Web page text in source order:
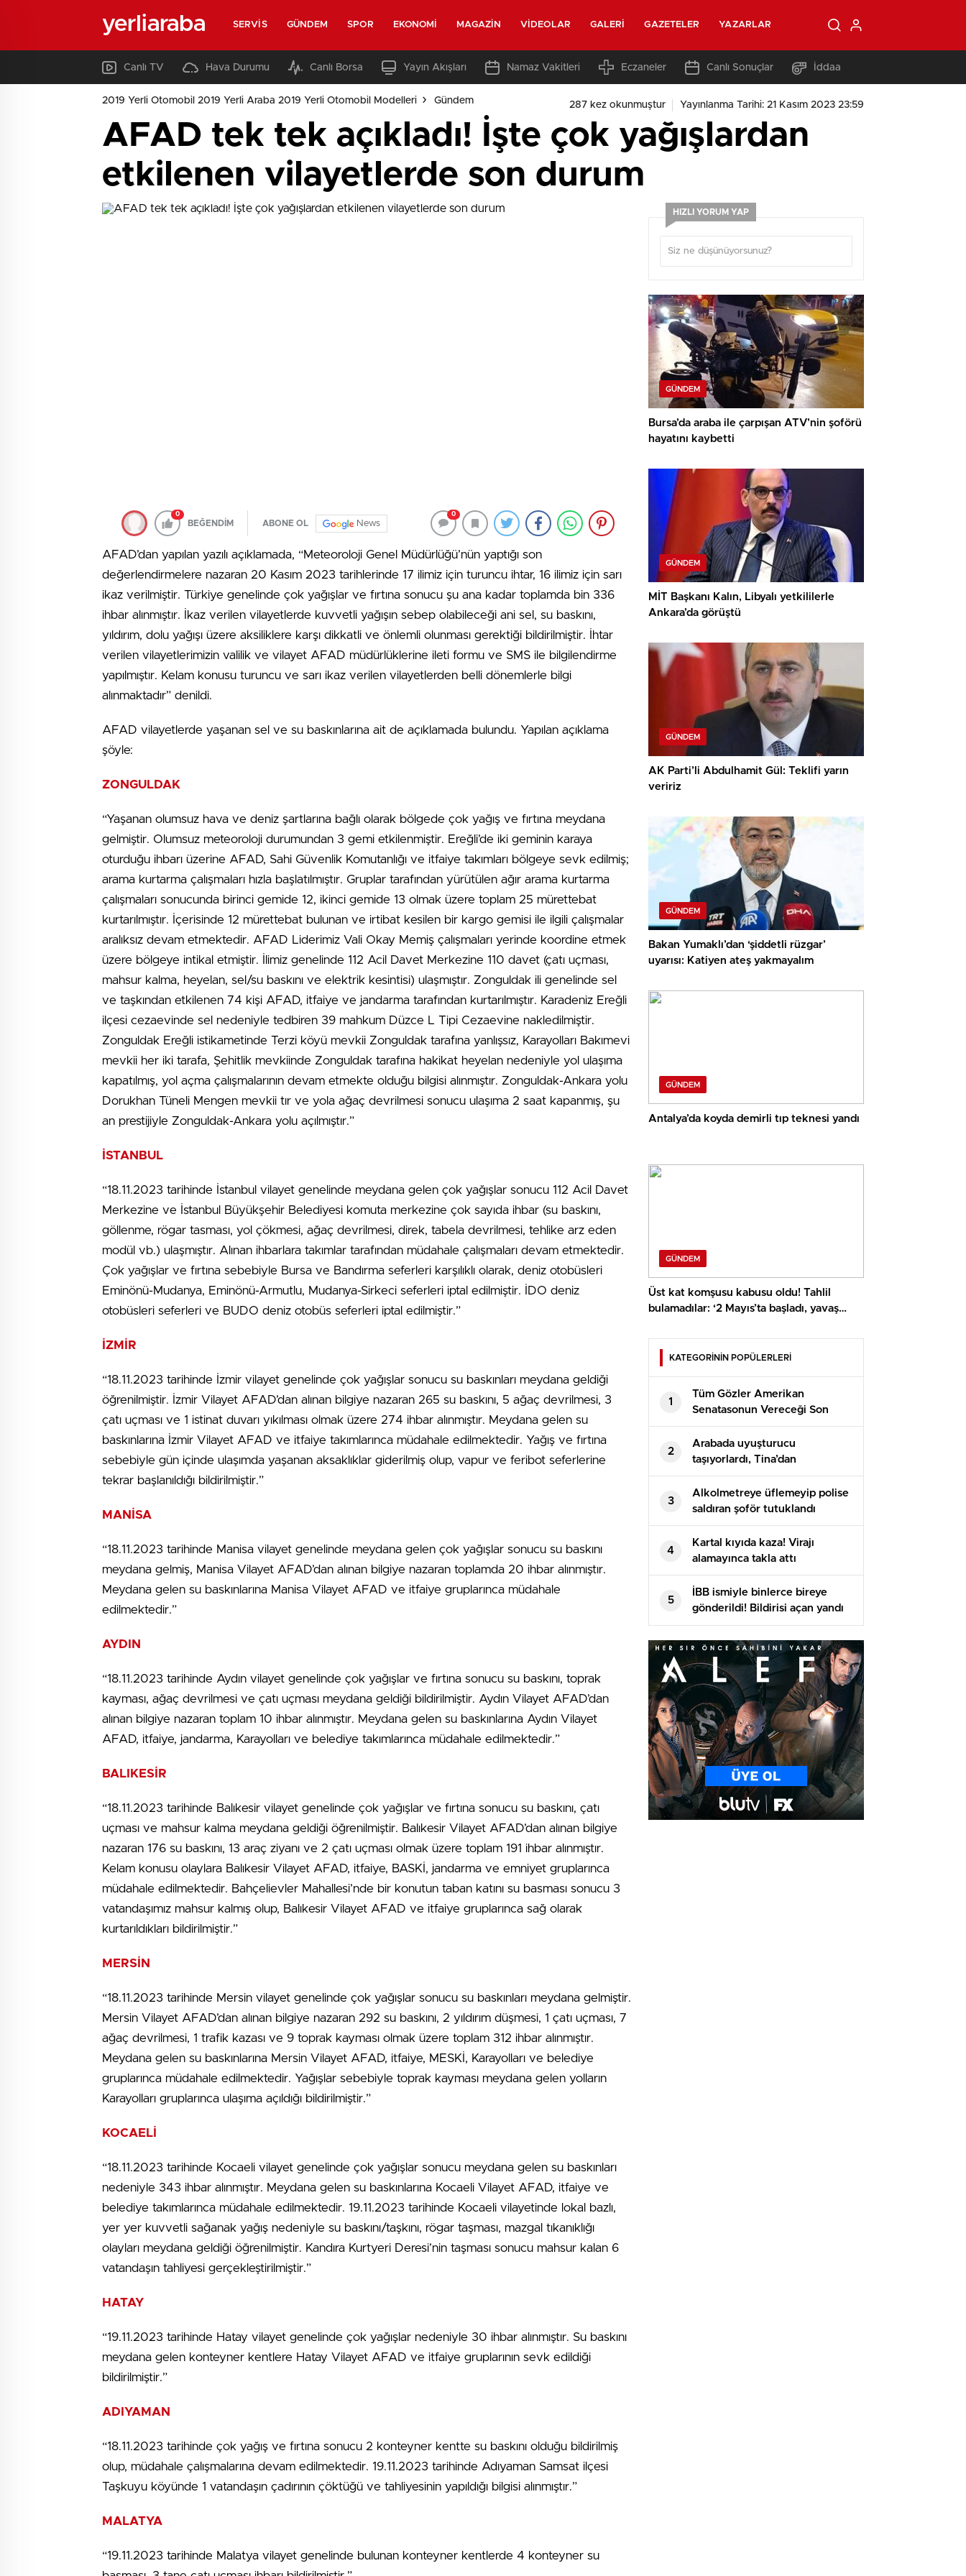
yerliaraba SERVIS GÜNDEM SPOR EKONOMI MAGAZIN VIDEOLAR GALERI GAZETELER YAZARLAR
Canlı TV Hava Durumu Canlı Borsa Yayın Akışları Namaz Vakitleri Eczaneler Canlı Sonuçlar İddaa
2019 Yerli Otomobil 2019 Yerli Araba 2019 Yerli Otomobil Modelleri Gündem 287 kez okunmuştur Yayınlanma Tarihi: 21 Kasım 2023 23:59
AFAD tek tek açıkladı! İşte çok yağışlardan
etkilenen vilayetlerde son durum
0
BEĞENDİM ABONE OL News
0
AFAD’dan yapılan yazılı açıklamada, “Meteoroloji Genel Müdürlüğü’nün yaptığı son
değerlendirmelere nazaran 20 Kasım 2023 tarihlerinde 17 ilimiz için turuncu ihtar, 16 ilimiz için sarı
ikaz verilmiştir. Türkiye genelinde çok yağışlar ve fırtına sonucu şu ana kadar toplamda bin 336
ihbar alınmıştır. İkaz verilen vilayetlerde kuvvetli yağışın sebep olabileceği ani sel, su baskını,
yıldırım, dolu yağışı üzere aksiliklere karşı dikkatli ve önlemli olunması gerektiği bildirilmiştir. İhtar
verilen vilayetlerimizin valilik ve vilayet AFAD müdürlüklerine ileti formu ve SMS ile bilgilendirme
yapılmıştır. Kelam konusu turuncu ve sarı ikaz verilen vilayetlerden belli dönemlerle bilgi
alınmaktadır” denildi.
AFAD vilayetlerde yaşanan sel ve su baskınlarına ait de açıklamada bulundu. Yapılan açıklama
şöyle:
ZONGULDAK
“Yaşanan olumsuz hava ve deniz şartlarına bağlı olarak bölgede çok yağış ve fırtına meydana
gelmiştir. Olumsuz meteoroloji durumundan 3 gemi etkilenmiştir. Ereğli’de iki geminin karaya
oturduğu ihbarı üzerine AFAD, Sahi Güvenlik Komutanlığı ve itfaiye takımları bölgeye sevk edilmiş;
arama kurtarma çalışmaları hızla başlatılmıştır. Gruplar tarafından yürütülen ağır arama kurtarma
çalışmaları sonucunda birinci gemide 12, ikinci gemide 13 olmak üzere toplam 25 mürettebat
kurtarılmıştır. İçerisinde 12 mürettebat bulunan ve irtibat kesilen bir kargo gemisi ile ilgili çalışmalar
aralıksız devam etmektedir. AFAD Liderimiz Vali Okay Memiş çalışmaları yerinde koordine etmek
üzere bölgeye intikal etmiştir. İlimiz genelinde 112 Acil Davet Merkezine 110 davet (çatı uçması,
mahsur kalma, heyelan, sel/su baskını ve elektrik kesintisi) ulaşmıştır. Zonguldak ili genelinde sel
ve taşkından etkilenen 74 kişi AFAD, itfaiye ve jandarma tarafından kurtarılmıştır. Karadeniz Ereğli
ilçesi cezaevinde sel nedeniyle tedbiren 39 mahkum Düzce L Tipi Cezaevine nakledilmiştir.
Zonguldak Ereğli istikametinde Terzi köyü mevkii Zonguldak tarafına yanlışsız, Karayolları Bakımevi
mevkii her iki tarafa, Şehitlik mevkiinde Zonguldak tarafına hakikat heyelan nedeniyle yol ulaşıma
kapatılmış, yol açma çalışmalarının devam etmekte olduğu bilgisi alınmıştır. Zonguldak-Ankara yolu
Dorukhan Tüneli Mengen mevkii tır ve yola ağaç devrilmesi sonucu ulaşıma 2 saat kapanmış, şu
an prestijiyle Zonguldak-Ankara yolu açılmıştır.”
İSTANBUL
“18.11.2023 tarihinde İstanbul vilayet genelinde meydana gelen çok yağışlar sonucu 112 Acil Davet
Merkezine ve İstanbul Büyükşehir Belediyesi komuta merkezine çok sayıda ihbar (su baskını,
göllenme, rögar tasması, yol çökmesi, ağaç devrilmesi, direk, tabela devrilmesi, tehlike arz eden
modül vb.) ulaşmıştır. Alınan ihbarlara takımlar tarafından müdahale çalışmaları devam etmektedir.
Çok yağışlar ve fırtına sebebiyle Bursa ve Bandırma seferleri karşılıklı olarak, deniz otobüsleri
Eminönü-Mudanya, Eminönü-Armutlu, Mudanya-Sirkeci seferleri iptal edilmiştir. İDO deniz
otobüsleri seferleri ve BUDO deniz otobüs seferleri iptal edilmiştir.”
İZMİR
“18.11.2023 tarihinde İzmir vilayet genelinde çok yağışlar sonucu su baskınları meydana geldiği
öğrenilmiştir. İzmir Vilayet AFAD’dan alınan bilgiye nazaran 265 su baskını, 5 ağaç devrilmesi, 3
çatı uçması ve 1 istinat duvarı yıkılması olmak üzere 274 ihbar alınmıştır. Meydana gelen su
baskınlarına İzmir Vilayet AFAD ve itfaiye takımlarınca müdahale edilmektedir. Yağış ve fırtına
sebebiyle gün içinde ulaşımda yaşanan aksaklıklar giderilmiş olup, vapur ve feribot seferlerine
tekrar başlanıldığı bildirilmiştir.”
MANİSA
“18.11.2023 tarihinde Manisa vilayet genelinde meydana gelen çok yağışlar sonucu su baskını
meydana gelmiş, Manisa Vilayet AFAD’dan alınan bilgiye nazaran toplamda 20 ihbar alınmıştır.
Meydana gelen su baskınlarına Manisa Vilayet AFAD ve itfaiye gruplarınca müdahale
edilmektedir.”
AYDIN
“18.11.2023 tarihinde Aydın vilayet genelinde çok yağışlar ve fırtına sonucu su baskını, toprak
kayması, ağaç devrilmesi ve çatı uçması meydana geldiği bildirilmiştir. Aydın Vilayet AFAD’dan
alınan bilgiye nazaran toplam 10 ihbar alınmıştır. Meydana gelen su baskınlarına Aydın Vilayet
AFAD, itfaiye, jandarma, Karayolları ve belediye takımlarınca müdahale edilmektedir.”
BALIKESİR
“18.11.2023 tarihinde Balıkesir vilayet genelinde çok yağışlar ve fırtına sonucu su baskını, çatı
uçması ve mahsur kalma meydana geldiği öğrenilmiştir. Balıkesir Vilayet AFAD’dan alınan bilgiye
nazaran 176 su baskını, 13 araç ziyanı ve 2 çatı uçması olmak üzere toplam 191 ihbar alınmıştır.
Kelam konusu olaylara Balıkesir Vilayet AFAD, itfaiye, BASKİ, jandarma ve emniyet gruplarınca
müdahale edilmektedir. Bahçelievler Mahallesi’nde bir konutun taban katını su basması sonucu 3
vatandaşımız mahsur kalmış olup, Balıkesir Vilayet AFAD ve itfaiye gruplarınca sağ olarak
kurtarıldıkları bildirilmiştir.”
MERSİN
“18.11.2023 tarihinde Mersin vilayet genelinde çok yağışlar sonucu su baskınları meydana gelmiştir.
Mersin Vilayet AFAD’dan alınan bilgiye nazaran 292 su baskını, 2 yıldırım düşmesi, 1 çatı uçması, 7
ağaç devrilmesi, 1 trafik kazası ve 9 toprak kayması olmak üzere toplam 312 ihbar alınmıştır.
Meydana gelen su baskınlarına Mersin Vilayet AFAD, itfaiye, MESKİ, Karayolları ve belediye
gruplarınca müdahale edilmektedir. Yağışlar sebebiyle toprak kayması meydana gelen yolların
Karayolları gruplarınca ulaşıma açıldığı bildirilmiştir.”
KOCAELİ
“18.11.2023 tarihinde Kocaeli vilayet genelinde çok yağışlar sonucu meydana gelen su baskınları
nedeniyle 343 ihbar alınmıştır. Meydana gelen su baskınlarına Kocaeli Vilayet AFAD, itfaiye ve
belediye takımlarınca müdahale edilmektedir. 19.11.2023 tarihinde Kocaeli vilayetinde lokal bazlı,
yer yer kuvvetli sağanak yağış nedeniyle su baskını/taşkını, rögar taşması, mazgal tıkanıklığı
olayları meydana geldiği öğrenilmiştir. Kandıra Kurtyeri Deresi’nin taşması sonucu mahsur kalan 6
vatandaşın tahliyesi gerçekleştirilmiştir.”
HATAY
“19.11.2023 tarihinde Hatay vilayet genelinde çok yağışlar nedeniyle 30 ihbar alınmıştır. Su baskını
meydana gelen konteyner kentlere Hatay Vilayet AFAD ve itfaiye gruplarının sevk edildiği
bildirilmiştir.”
ADIYAMAN
“18.11.2023 tarihinde çok yağış ve fırtına sonucu 2 konteyner kentte su baskını olduğu bildirilmiş
olup, müdahale çalışmalarına devam edilmektedir. 19.11.2023 tarihinde Adıyaman Samsat ilçesi
Taşkuyu köyünde 1 vatandaşın çadırının çöktüğü ve tahliyesinin yapıldığı bilgisi alınmıştır.”
MALATYA
“19.11.2023 tarihinde Malatya vilayet genelinde bulunan konteyner kentlerde 4 konteyner su
HIZLI YORUM YAP
GÜNDEM
Bursa’da araba ile çarpışan ATV’nin şoförü
hayatını kaybetti
GÜNDEM
MİT Başkanı Kalın, Libyalı yetkililerle
Ankara’da görüştü
GÜNDEM
AK Parti’li Abdulhamit Gül: Teklifi yarın
veririz
GÜNDEM
Bakan Yumaklı’dan ‘şiddetli rüzgar’
uyarısı: Katiyen ateş yakmayalım
GÜNDEM
Antalya’da koyda demirli tıp teknesi yandı
GÜNDEM
Üst kat komşusu kabusu oldu! Tahlil
bulamadılar: ‘2 Mayıs’ta başladı, yavaş
KATEGORİNİN POPÜLERLERİ
1
Tüm Gözler Amerikan
Senatasonun Vereceği Son
Kararda
2
Arabada uyuşturucu
taşıyorlardı, Tina’dan
kaçamadılar
3
Alkolmetreye üflemeyip polise
saldıran şoför tutuklandı
4
Kartal kıyıda kaza! Virajı
alamayınca takla attı
5
İBB ismiyle binlerce bireye
gönderildi! Bildirisi açan yandı